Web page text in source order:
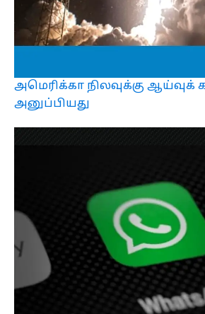
அமெரிக்கா நிலவுக்கு ஆய்வுக்
அனுப்பியது